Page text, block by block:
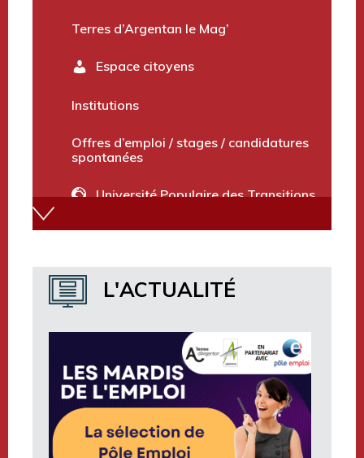
Terres d’Argentan le Mag’
Espace citoyens
Institutions
Offres d’emploi / stages / candidatures
spontanées
Université Populaire des Transitions
Annuaire des services
Marchés publics et avis divers
Terres d’Argentan Mobilité
L'ACTUALITÉ